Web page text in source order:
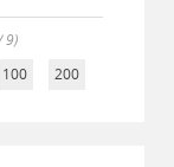
9)
100 200